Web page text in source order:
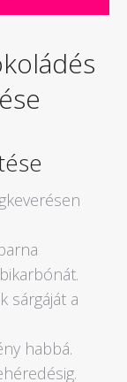
sárgáját a
habbá.